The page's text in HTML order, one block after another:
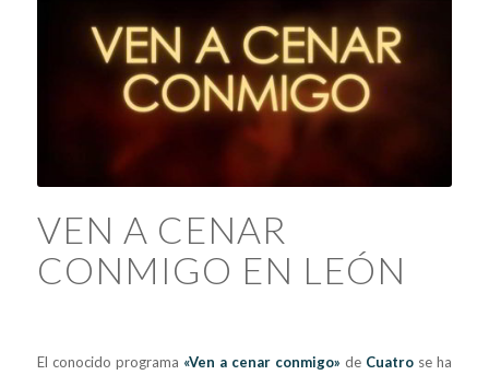
VEN A CENAR
CONMIGO EN LEÓN
El conocido programa «Ven a cenar conmigo» de Cuatro se ha